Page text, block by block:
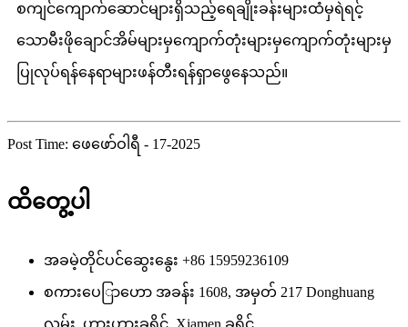
စကျင်ကျောက်ဆောင်များရှိသည့်ရေချိုးခန်းများထံမှရဲရင့်
သောမီးဖိုချောင်အိမ်များမှကျောက်တုံးများမှကျောက်တုံးများမှ
ပြုလုပ်ရန်နေရာများဖန်တီးရန်ရှာဖွေနေသည်။
Post Time: ဖေဖော်ဝါရီ - 17-2025
ထိတွေ့ပါ
အခမဲ့တိုင်ပင်ဆွေးနွေး +86 15959236109
စကားပေြာဟော အခန်း 1608, အမှတ် 217 Donghuang
လမ်း, ဟားဟားခရိုင်, Xiamen ခရိုင်